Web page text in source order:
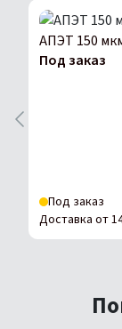
АПЭТ 150
Под заказ
Под заказ
Доставка от